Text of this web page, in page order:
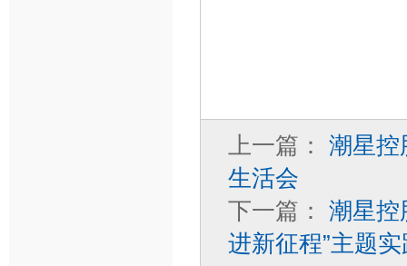
上一篇： 潮星控
生活会
下一篇： 潮星控
进新征程”主题